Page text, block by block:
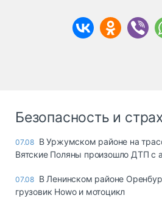
Безопасность и
07.08 В Уржумском районе на
Вятские Поляны произошло ДТП с
07.08 В Ленинском районе
грузовик Howo и мотоцикл